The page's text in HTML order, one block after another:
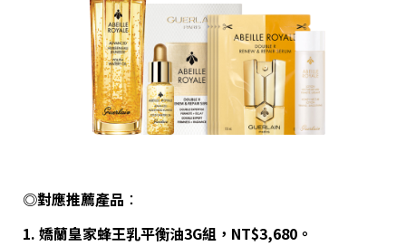
◎對應推薦產品 ：
1. 嬌蘭皇家蜂王乳平衡油3G組，NT$3,680。